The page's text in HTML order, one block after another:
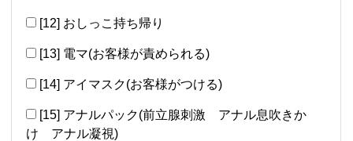
[12] おしっこ持ち帰り
[13] 電マ(お客様が責められる)
[14] アイマスク(お客様がつける)
[15] アナルパック(前立腺刺激 アナル息吹きか
け アナル凝視)